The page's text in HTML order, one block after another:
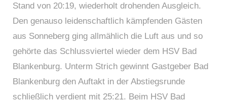
Stand von 20:19, wiederholt drohenden Ausgleich.
Den genauso leidenschaftlich kämpfenden Gästen
aus Sonneberg ging allmählich die Luft aus und so
gehörte das Schlussviertel wieder dem HSV Bad
Blankenburg. Unterm Strich gewinnt Gastgeber Bad
Blankenburg den Auftakt in der Abstiegsrunde
schließlich verdient mit 25:21. Beim HSV Bad